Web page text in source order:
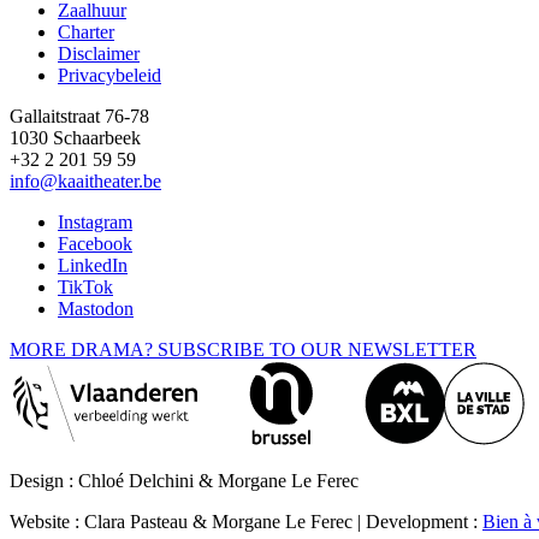
Zaalhuur
Charter
Disclaimer
Privacybeleid
Gallaitstraat 76-78
1030 Schaarbeek
+32 2 201 59 59
info@kaaitheater.be
Instagram
Facebook
LinkedIn
TikTok
Mastodon
MORE DRAMA? SUBSCRIBE TO OUR NEWSLETTER
Design : Chloé Delchini & Morgane Le Ferec
Website : Clara Pasteau & Morgane Le Ferec | Development : Bien à